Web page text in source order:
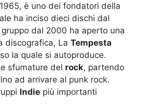
è uno dei fondatori della
ha inciso dieci dischi dal
dal 2000 ha aperto una
discografica, La Tempesta
la quale si autoproduce.
sfumature del rock, partendo
ad arrivare al punk rock.
Indie più importanti